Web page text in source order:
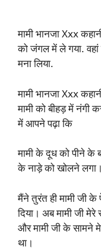
मामी भानजा Xxx
को जंगल में ले गया.
मना लिया.
मामी भानजा Xxx
मामी को बीहड़ में नंगी
में आपने पढ़ा कि
मामी के दूध को पीने के
के नाड़े को खोलने लगा।
मैंने तुरंत ही मामी जी
दिया। अब मामी जी
और मामी जी के सामने
था।